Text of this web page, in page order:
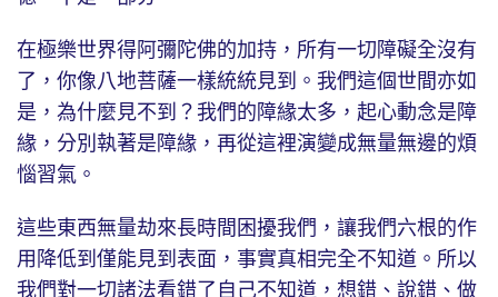
在極樂世界得阿彌陀佛的加持，所有一切障礙全沒有
了，你像八地菩薩一樣統統見到。我們這個世間亦如
是，為什麼見不到？我們的障緣太多，起心動念是障
緣，分別執著是障緣，再從這裡演變成無量無邊的煩
惱習氣。
這些東西無量劫來長時間困擾我們，讓我們六根的作
用降低到僅能見到表面，事實真相完全不知道。所以
我們對一切諸法看錯了自己不知道，想錯、說錯、做